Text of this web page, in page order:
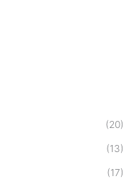
(20)
(13)
(17)